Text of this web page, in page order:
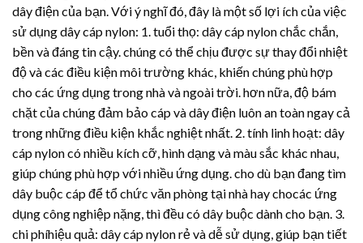
dây điện của bạn. Với ý nghĩ đó, đây là một số lợi ích của việc
sử dụng dây cáp nylon: 1. tuổi thọ: dây cáp nylon chắc chắn,
bền và đáng tin cậy. chúng có thể chịu được sự thay đổi nhiệt
độ và các điều kiện môi trường khác, khiến chúng phù hợp
cho các ứng dụng trong nhà và ngoài trời. hơn nữa, độ bám
chặt của chúng đảm bảo cáp và dây điện luôn an toàn ngay cả
trong những điều kiện khắc nghiệt nhất. 2. tính linh hoạt: dây
cáp nylon có nhiều kích cỡ, hình dạng và màu sắc khác nhau,
giúp chúng phù hợp với nhiều ứng dụng. cho dù bạn đang tìm
dây buộc cáp để tổ chức văn phòng tại nhà hay chocác ứng
dụng công nghiệp nặng, thì đều có dây buộc dành cho bạn. 3.
chi phíhiệu quả: dây cáp nylon rẻ và dễ sử dụng, giúp bạn tiết